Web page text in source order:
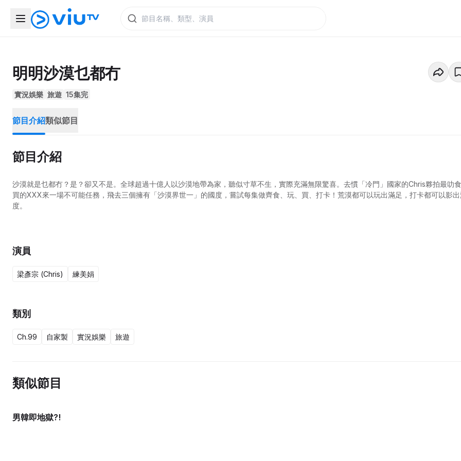
明明沙漠乜都冇
實況娛樂 旅遊 15集完
節目介紹類似節目
節目介紹
沙漠就是乜都冇？是？卻又不是。全球超過十億人以沙漠地帶為家，聽似寸草不生，實際充滿無限驚喜。去慣「冷門」國家的Chris夥拍最叻
買的XXX來一場不可能任務，飛去三個擁有「沙漠界世一」的國度，嘗試每集做齊食、玩、買、打卡！荒漠都可以玩出滿足，打卡都可以影出
度。
演員
梁彥宗 (Chris) 練美娟
類別
Ch.99 自家製 實況娛樂 旅遊
類似節目
男韓即地獄?!